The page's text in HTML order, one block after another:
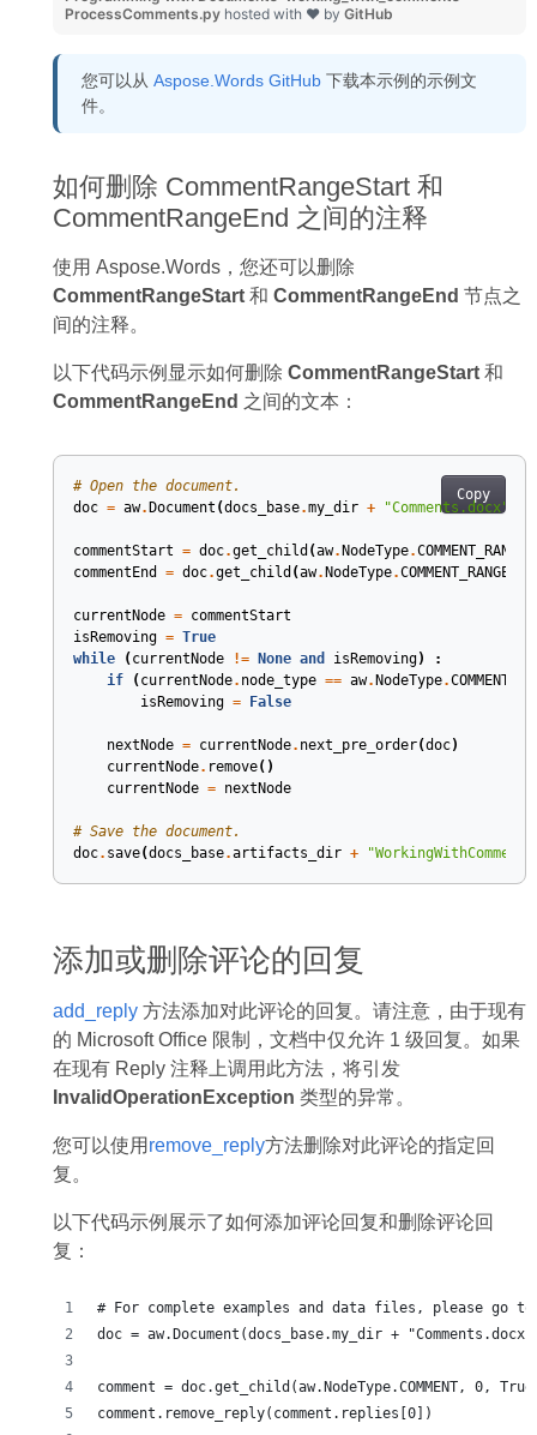
ProcessComments.py hosted with ❤ by GitHub
您可以从 Aspose.Words GitHub下载本示例的示例文
件。
如何删除 CommentRangeStart 和
CommentRangeEnd 之间的注释
使用 Aspose.Words，您还可以删除
CommentRangeStart和 CommentRangeEnd 节点之
间的注释。
以下代码示例显示如何删除 CommentRangeStart和
CommentRangeEnd 之间的文本：
Copy
# Open the document.
doc = aw. Document (docs_base.my_dir + "Comments.docx"
commentStart = doc.get_child (aw. NodeType.
commentEnd
= doc.get_child (aw. NodeType.
currentNode = commentStart
isRemoving = True
while
( currentNode != None and isRemoving)
:
if
( currentNode. node_type == aw. NodeType.
isRemoving = False
nextNode = currentNode. next_pre_order(doc)
currentNode. remove()
currentNode = nextNode
# Save the document.
doc. save(docs_base.artifacts_dir +
添加或删除评论的回复
add_reply方法添加对此评论的回复。请注意，由于现有
的 Microsoft Office 限制，文档中仅允许 1 级回复。如果
在现有 Reply 注释上调用此方法，将引发
InvalidOperationException 类型的异常。
您可以使用 remove_reply方法删除对此评论的指定回
复。
以下代码示例展示了如何添加评论回复和删除评论回
复：
# For complete examples and data files, please go to
doc = aw.Document(docs_base.my_dir +
comment = doc.get_child(aw.NodeType.COMMENT, 0,
comment.remove_reply(comment.replies[0])